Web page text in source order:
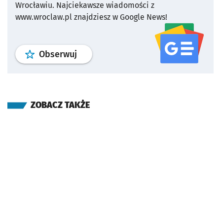
Wrocławiu. Najciekawsze wiadomości z
www.wroclaw.pl znajdziesz w Google News!
Obserwuj profil serwisu
ZOBACZ TAKŻE